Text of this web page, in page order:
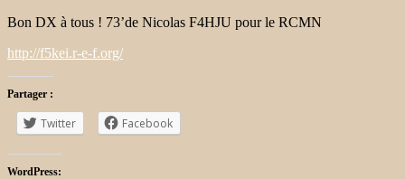
Bon DX à tous ! 73’de Nicolas F4HJU pour le RCMN
http://f5kei.r-e-f.org/
Partager :
Twitter Facebook
WordPress: